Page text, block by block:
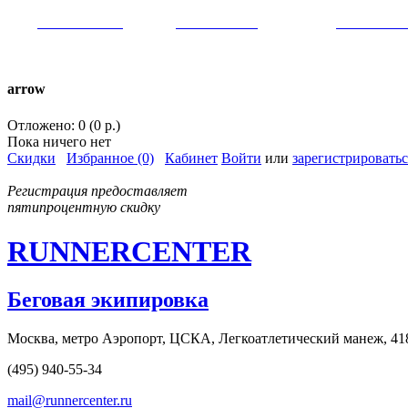
arrow
Отложено: 0 (0 р.)
Пока ничего нет
Скидки
Избранное (0) Кабинет Войти или
Регистрация предоставляет
пятипроцентную скидку
RUNNERCENTER
Беговая экипировка
Москва, метро Аэропорт, ЦСКА, Легкоатлетический манеж,
(495) 940-55-34
mail@runnercenter.ru